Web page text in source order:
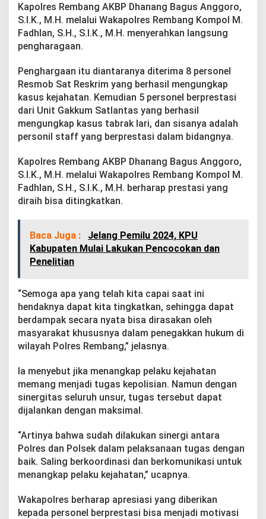
P
e
g
r
g
a
n
Kapolres Rembang AKBP Dhanang Bagus Anggoro,
S.I.K., M.H. melalui Wakapolres Rembang Kompol M.
Fadhlan, S.H., S.I.K., M.H. menyerahkan langsung
pengharagaan.
Penghargaan itu diantaranya diterima 8 personel
Resmob Sat Reskrim yang berhasil mengungkap
kasus kejahatan. Kemudian 5 personel berprestasi
dari Unit Gakkum Satlantas yang berhasil
mengungkap kasus tabrak lari, dan sisanya adalah
personil staff yang berprestasi dalam bidangnya.
Kapolres Rembang AKBP Dhanang Bagus Anggoro,
S.I.K., M.H. melalui Wakapolres Rembang Kompol M.
Fadhlan, S.H., S.I.K., M.H. berharap prestasi yang
diraih bisa ditingkatkan.
Baca Juga :
Jelang Pemilu 2024, KPU
Kabupaten Mulai Lakukan Pencocokan dan
Penelitian
“Semoga apa yang telah kita capai saat ini
hendaknya dapat kita tingkatkan, sehingga dapat
berdampak secara nyata bisa dirasakan oleh
masyarakat khususnya dalam penegakkan hukum di
wilayah Polres Rembang,” jelasnya.
Ia menyebut jika menangkap pelaku kejahatan
memang menjadi tugas kepolisian. Namun dengan
sinergitas seluruh unsur, tugas tersebut dapat
dijalankan dengan maksimal.
“Artinya bahwa sudah dilakukan sinergi antara
Polres dan Polsek dalam pelaksanaan tugas dengan
baik. Saling berkoordinasi dan berkomunikasi untuk
menangkap pelaku kejahatan,” ucapnya.
Wakapolres berharap apresiasi yang diberikan
kepada personel berprestasi bisa menjadi motivasi